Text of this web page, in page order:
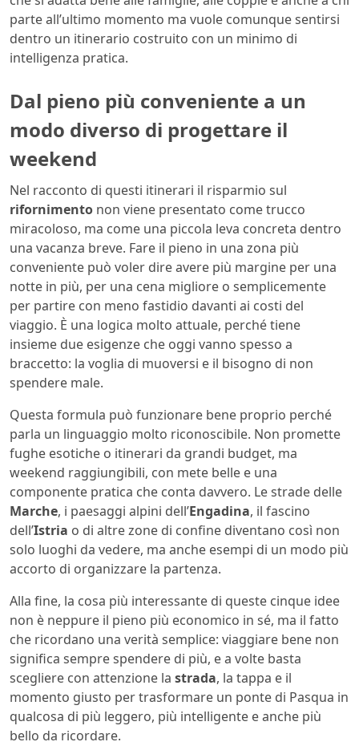
parte all’ultimo momento ma vuole comunque sentirsi
dentro un itinerario costruito con un minimo di
intelligenza pratica.
Dal pieno più conveniente a un
modo diverso di progettare il
weekend
Nel racconto di questi itinerari il risparmio sul
rifornimento non viene presentato come trucco
miracoloso, ma come una piccola leva concreta dentro
una vacanza breve. Fare il pieno in una zona più
conveniente può voler dire avere più margine per una
notte in più, per una cena migliore o semplicemente
per partire con meno fastidio davanti ai costi del
viaggio. È una logica molto attuale, perché tiene
insieme due esigenze che oggi vanno spesso a
braccetto: la voglia di muoversi e il bisogno di non
spendere male.
Questa formula può funzionare bene proprio perché
parla un linguaggio molto riconoscibile. Non promette
fughe esotiche o itinerari da grandi budget, ma
weekend raggiungibili, con mete belle e una
componente pratica che conta davvero. Le strade delle
Marche, i paesaggi alpini dell’Engadina, il fascino
dell’Istria o di altre zone di confine diventano così non
solo luoghi da vedere, ma anche esempi di un modo più
accorto di organizzare la partenza.
Alla fine, la cosa più interessante di queste cinque idee
non è neppure il pieno più economico in sé, ma il fatto
che ricordano una verità semplice: viaggiare bene non
significa sempre spendere di più, e a volte basta
scegliere con attenzione la strada, la tappa e il
momento giusto per trasformare un ponte di Pasqua in
qualcosa di più leggero, più intelligente e anche più
bello da ricordare.